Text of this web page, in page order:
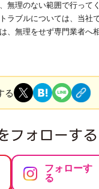
無理のない範囲で行ってく
ブルについては、当社
、無理をせず専門業者へ
る
フォローす
る